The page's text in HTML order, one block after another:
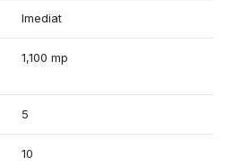
Imediat
1,100 mp
5
10